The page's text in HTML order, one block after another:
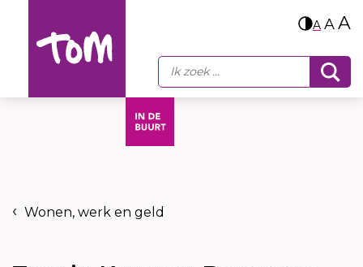
A AA
Wonen, werk en geld